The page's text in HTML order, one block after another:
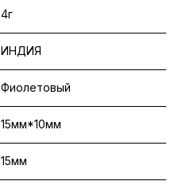
4г
ИНДИЯ
Фиолетовый
15мм*10мм
15мм